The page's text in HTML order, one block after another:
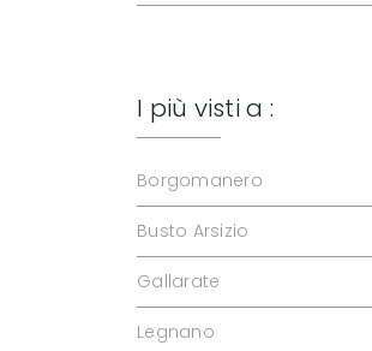
I più visti a :
Borgomanero
Busto Arsizio
Gallarate
Legnano